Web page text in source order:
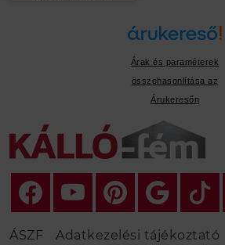
Árak és paraméterek
összehasonlítása az
Árukeresőn
ÁSZF
Adatkezelési tájékoztató